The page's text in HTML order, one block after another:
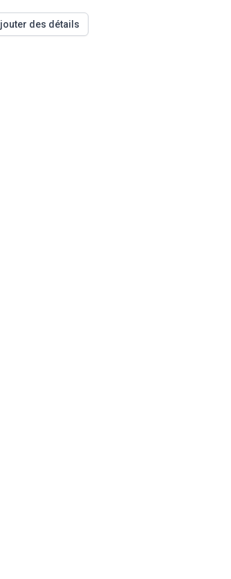
des détails